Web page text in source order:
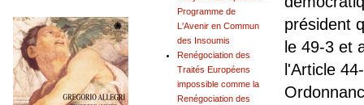
président
le 49-3 et
l'Article
Programme de
L'Avenir en Commun
des Insoumis
Renégociation des
Traités Européens
impossible comme la
Renégociation des